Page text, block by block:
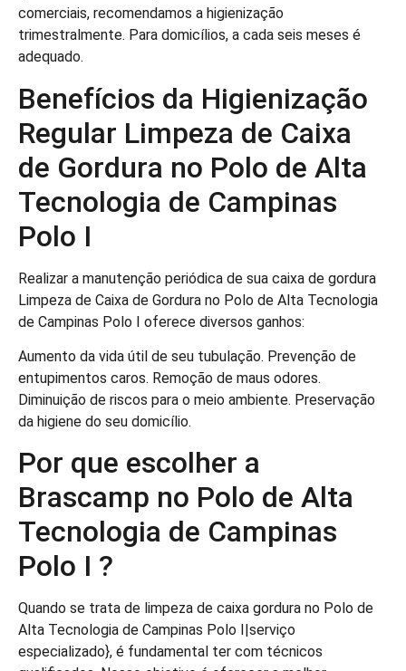
comerciais, recomendamos a higienização
trimestralmente. Para domicílios, a cada seis meses é
adequado.
Benefícios da Higienização
Regular Limpeza de Caixa
de Gordura no Polo de Alta
Tecnologia de Campinas
Polo I
Realizar a manutenção periódica de sua caixa de gordura
Limpeza de Caixa de Gordura no Polo de Alta Tecnologia
de Campinas Polo I oferece diversos ganhos:
Aumento da vida útil de seu tubulação. Prevenção de
entupimentos caros. Remoção de maus odores.
Diminuição de riscos para o meio ambiente. Preservação
da higiene do seu domicílio.
Por que escolher a
Brascamp no Polo de Alta
Tecnologia de Campinas
Polo I ?
Quando se trata de limpeza de caixa gordura no Polo de
Alta Tecnologia de Campinas Polo I|serviço
especializado}, é fundamental ter com técnicos